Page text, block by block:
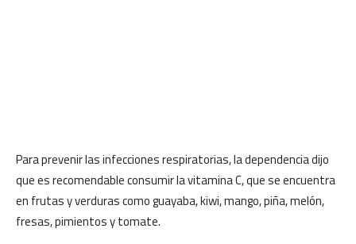
Para prevenir las infecciones respiratorias, la dependencia dijo
que es recomendable consumir la vitamina C, que se encuentra
en frutas y verduras como guayaba, kiwi, mango, piña, melón,
fresas, pimientos y tomate.